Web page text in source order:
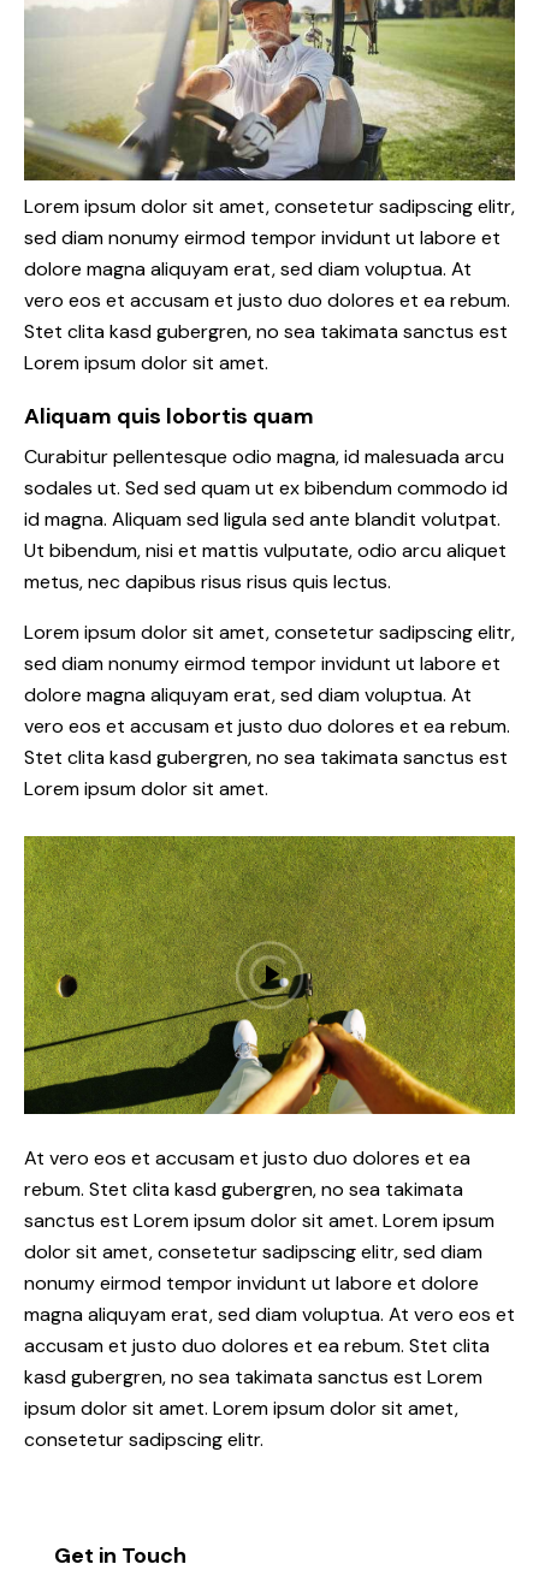
Lorem ipsum dolor sit amet, consetetur sadipscing elitr,
sed diam nonumy eirmod tempor invidunt ut labore et
dolore magna aliquyam erat, sed diam voluptua. At
vero eos et accusam et justo duo dolores et ea rebum.
Stet clita kasd gubergren, no sea takimata sanctus est
Lorem ipsum dolor sit amet.
Aliquam quis lobortis quam
Curabitur pellentesque odio magna, id malesuada arcu
sodales ut. Sed sed quam ut ex bibendum commodo id
id magna. Aliquam sed ligula sed ante blandit volutpat.
Ut bibendum, nisi et mattis vulputate, odio arcu aliquet
metus, nec dapibus risus risus quis lectus.
Lorem ipsum dolor sit amet, consetetur sadipscing elitr,
sed diam nonumy eirmod tempor invidunt ut labore et
dolore magna aliquyam erat, sed diam voluptua. At
vero eos et accusam et justo duo dolores et ea rebum.
Stet clita kasd gubergren, no sea takimata sanctus est
Lorem ipsum dolor sit amet.
At vero eos et accusam et justo duo dolores et ea
rebum. Stet clita kasd gubergren, no sea takimata
sanctus est Lorem ipsum dolor sit amet. Lorem ipsum
dolor sit amet, consetetur sadipscing elitr, sed diam
nonumy eirmod tempor invidunt ut labore et dolore
magna aliquyam erat, sed diam voluptua. At vero eos et
accusam et justo duo dolores et ea rebum. Stet clita
kasd gubergren, no sea takimata sanctus est Lorem
ipsum dolor sit amet. Lorem ipsum dolor sit amet,
consetetur sadipscing elitr.
Get in Touch